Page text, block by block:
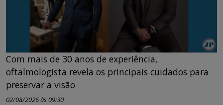
Com mais de 30 anos de experiência,
oftalmologista revela os principais cuidados para
preservar a visão
02/08/2026 às 09:30